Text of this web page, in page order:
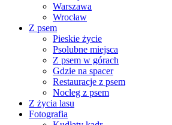
Warszawa
Wrocław
Z psem
Pieskie życie
Psolubne miejsca
Z psem w górach
Gdzie na spacer
Restauracje z psem
Nocleg z psem
Z życia lasu
Fotografia